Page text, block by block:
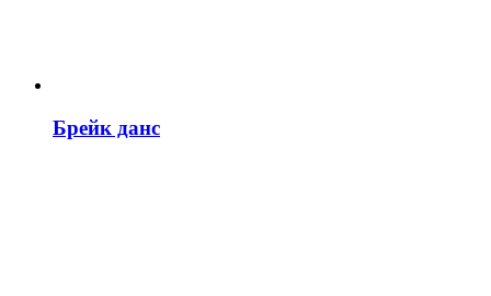
Брейк данс